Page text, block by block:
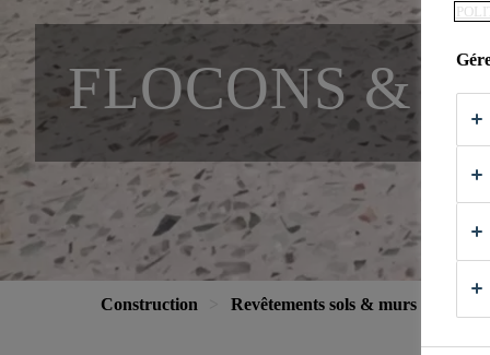
FLOCONS &
Construction Revêtements sols & murs